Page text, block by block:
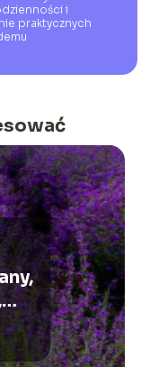
i
praktycznych